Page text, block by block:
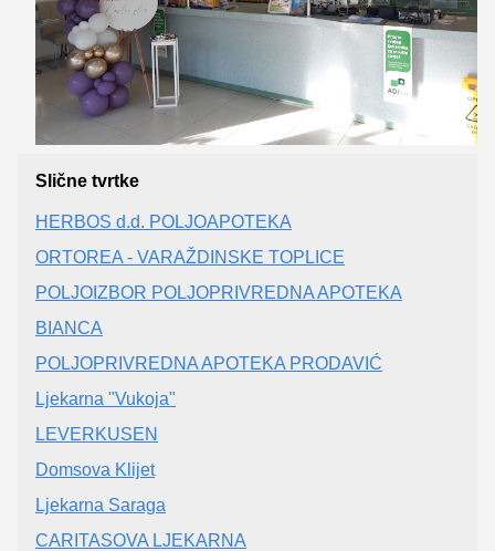
Slične tvrtke
HERBOS d.d. POLJOAPOTEKA
ORTOREA - VARAŽDINSKE TOPLICE
POLJOIZBOR POLJOPRIVREDNA APOTEKA
BIANCA
POLJOPRIVREDNA APOTEKA PRODAVIĆ
Ljekarna "Vukoja"
LEVERKUSEN
Domsova Klijet
Ljekarna Saraga
CARITASOVA LJEKARNA